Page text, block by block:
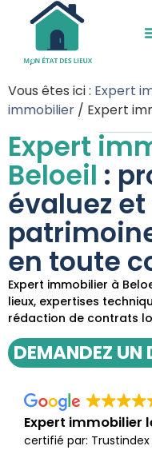
Expert
Beloeil :
évaluez
en toute
Expert immobilier à
lieux, expertises
rédaction de contrats
DEMANDEZ UN
Expert immobilier
certifié par: Trustindex
Vous êtes ici : Expert
immobilier / Expert